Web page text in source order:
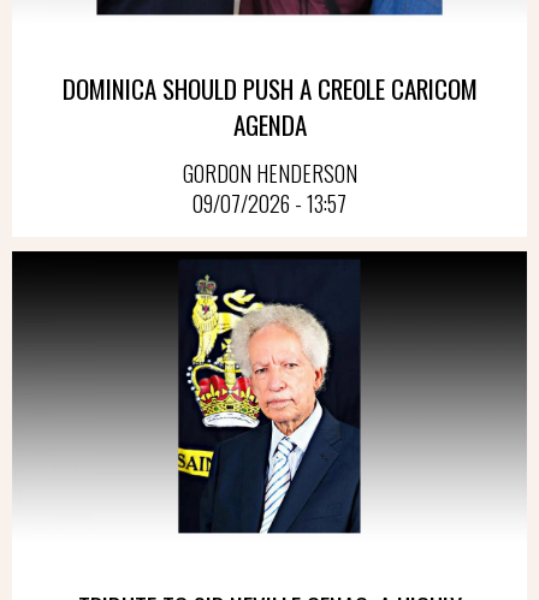
DOMINICA SHOULD PUSH A CREOLE CARICOM
AGENDA
GORDON HENDERSON
09/07/2026 - 13:57